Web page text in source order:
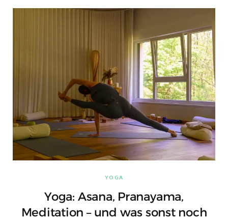
YOGA
Yoga: Asana, Pranayama,
Meditation – und was sonst noch